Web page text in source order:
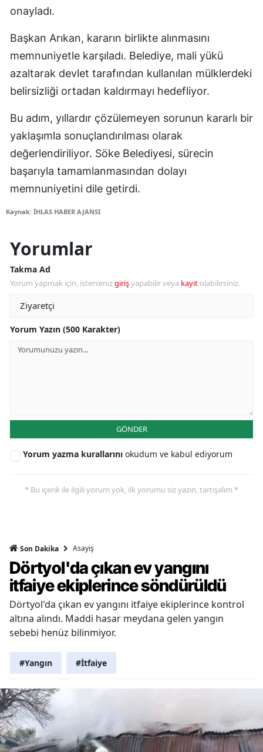
onayladı.
Başkan Arıkan, kararın birlikte alınmasını
memnuniyetle karşıladı. Belediye, mali yükü
azaltarak devlet tarafından kullanılan mülklerdeki
belirsizliği ortadan kaldırmayı hedefliyor.
Bu adım, yıllardır çözülemeyen sorunun kararlı bir
yaklaşımla sonuçlandırılması olarak
değerlendiriliyor. Söke Belediyesi, sürecin
başarıyla tamamlanmasından dolayı
memnuniyetini dile getirdi.
Kaynak: İHLAS HABER AJANSI
Yorumlar
Takma Ad
Yorum yapmak için, istersenizgirişyapabilir veya kayıt olabilirsiniz.
Yorum Yazın (500 Karakter)
GÖNDER
Yorum yazma kurallarını okudum ve kabul ediyorum
* Bu içerik ile ilgili yorum yok, ilk yorumu siz yazın, tartışalım *
Son Dakika Asayiş
Dörtyol'da çıkan ev yangını
itfaiye ekiplerince söndürüldü
Dörtyol'da çıkan ev yangını itfaiye ekiplerince kontrol
altına alındı. Maddi hasar meydana gelen yangın
sebebi henüz bilinmiyor.
#Yangın #İtfaiye